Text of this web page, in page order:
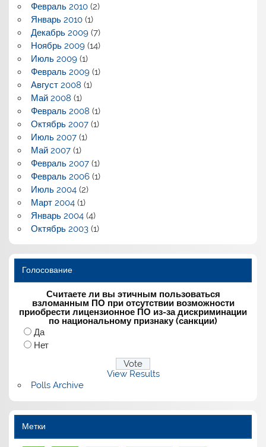
Февраль 2010(2)
Январь 2010(1)
Декабрь 2009(7)
Ноябрь 2009(14)
Июль 2009(1)
Февраль 2009(1)
Август 2008 (1)
Май 2008 (1)
Февраль 2008 (1)
Октябрь 2007(1)
Июль 2007(1)
Май 2007(1)
Февраль 2007(1)
Февраль 2006(1)
Июль 2004(2)
Март 2004(1)
Январь 2004(4)
Октябрь 2003(1)
Голосование
Считаете ли вы этичным пользоваться
взломанным ПО при отсутствии возможности
приобрести лицензионное ПО из-за дискриминации
по национальному признаку (санкции)
Да
Нет
View Results
Polls Archive
Метки